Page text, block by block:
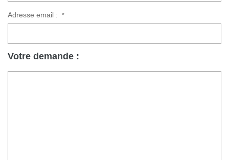
Adresse email : *
Votre demande :